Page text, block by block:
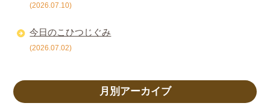
(2026.07.10)
今日のこひつじぐみ
(2026.07.02)
月別アーカイブ